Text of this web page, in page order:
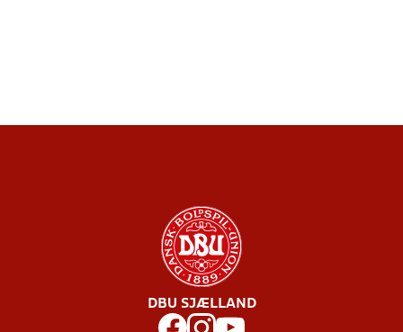
DBU SJÆLLAND